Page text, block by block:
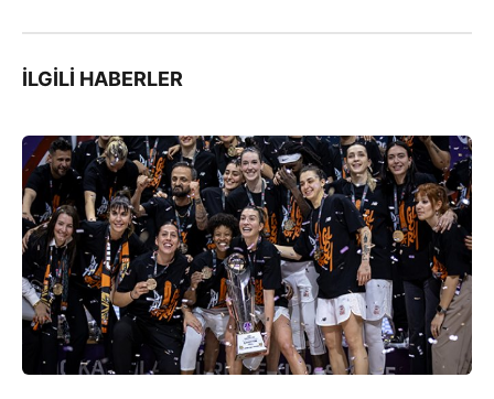
İLGILI HABERLER